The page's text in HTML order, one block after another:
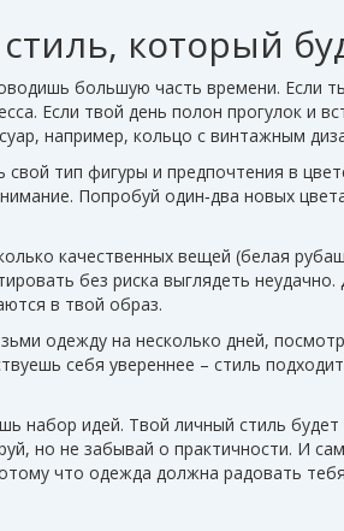
который
большую часть времени. Если
Если твой день полон прогулок и
например, кольцо с винтажным
тип фигуры и предпочтения в
Попробуй один‑два новых
качественных вещей (белая
без риска выглядеть
в твой образ.
одежду на несколько дней,
себя увереннее – стиль
набор идей. Твой личный стиль
но не забывай о практичности. И
что одежда должна радовать